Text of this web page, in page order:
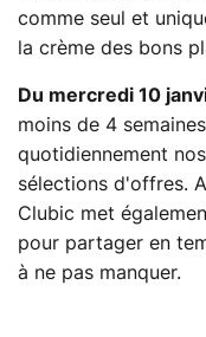
comme seul et
la crème des bons
Du mercredi 10
moins de 4
quotidiennement
sélections d'offres.
Clubic met
pour partager en
à ne pas manquer.